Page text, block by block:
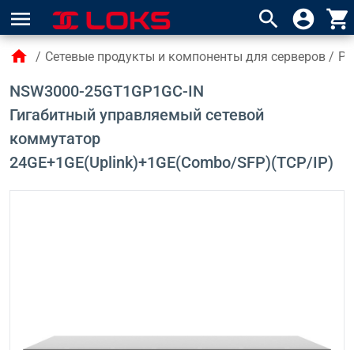
menu search account_circle shopping_cart
home / Сетевые продукты и компоненты для серверов /
NSW3000-25GT1GP1GC-IN
Гигабитный управляемый сетевой
коммутатор
24GE+1GE(Uplink)+1GE(Combo/SFP)(TCP/IP)